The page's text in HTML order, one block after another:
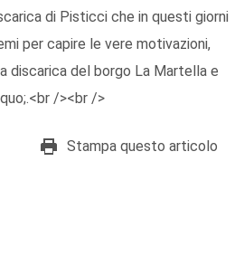
di Pisticci che in questi giorni
per capire le vere motivazioni,
discarica del borgo La Martella e
/><br />
Stampa questo articolo